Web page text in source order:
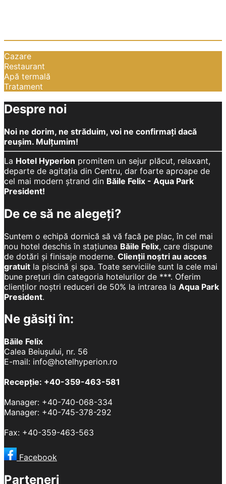
Cazare
Restaurant
Apă termală
Tratament
Despre noi
Noi ne dorim, ne străduim, voi ne confirmați dacă
reușim. Mulțumim!
La Hotel Hyperion promitem un sejur plăcut, relaxant,
departe de agitația din Centru, dar foarte aproape de
cel mai modern ștrand din Băile Felix - Aqua Park
President!
De ce să ne alegeți?
Suntem o echipă dornică să vă facă pe plac, în cel mai
nou hotel deschis în stațiunea Băile Felix, care dispune
de dotări și finisaje moderne. Clienții noștri au acces
gratuit la piscină și spa. Toate serviciile sunt la cele mai
bune prețuri din categoria hotelurilor de ***. Oferim
clienților noștri reduceri de 50% la intrarea la Aqua Park
President.
Ne găsiți în:
Băile Felix
Calea Beiușului, nr. 56
E-mail: info@hotelhyperion.ro
Recepție: +40-359-463-581
Manager: +40-740-068-334
Manager: +40-745-378-292
Fax: +40-359-463-563
Facebook
Parteneri